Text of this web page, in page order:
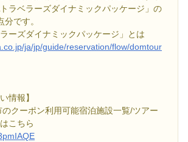
ラベラーズダイナミックパッケージ」の
です。
ーズダイナミックパッケージ」とは
ja/jp/guide/reservation/flow/domtour
情報】
クーポン利用可能宿泊施設一覧/ツアー
こちら